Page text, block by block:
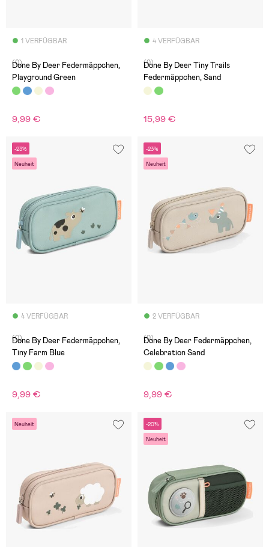
1 VERFÜGBAR
(0)
Done By Deer Federmäppchen,
Playground Green
9,99 €
4 VERFÜGBAR
(0)
Done By Deer Tiny Trails
Federmäppchen, Sand
15,99 €
-23%
Neuheit
4 VERFÜGBAR
(0)
Done By Deer Federmäppchen,
Tiny Farm Blue
9,99 €
-23%
Neuheit
2 VERFÜGBAR
(0)
Done By Deer Federmäppchen,
Celebration Sand
9,99 €
Neuheit -20%
Neuheit